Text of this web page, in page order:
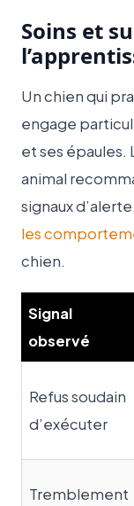
Soins et
Un chien qui
engage
et ses
animal
signaux
les
chien.
Signal
observé
Refus soudain
d’exécuter
Tremblement